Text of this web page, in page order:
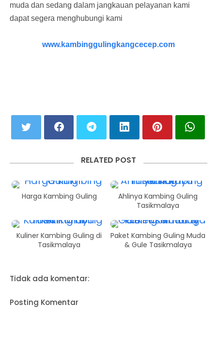
muda dan sedang dalam jangkauan pelayanan kami
dapat segera menghubungi kami
www.kambinggulingkangcecep.com
RELATED POST
Harga Kambing Guling
Ahlinya Kambing Guling
Tasikmalaya
Kuliner Kambing Guling di
Tasikmalaya
Paket Kambing Guling Muda
& Gule Tasikmalaya
Tidak ada komentar:
Posting Komentar